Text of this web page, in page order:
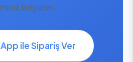
başlasın.
ile Sipariş Ver